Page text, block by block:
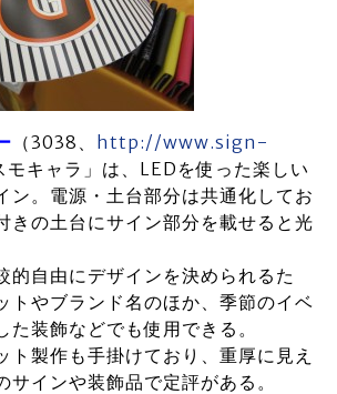
（3038、 http://www.sign-
モキャラ」は、LEDを使った楽しい
ン。電源・土台部分は共通化してお
きの土台にサイン部分を載せると光
的自由にデザインを決められるた
トやブランド名のほか、季節のイベ
た装飾などでも使用できる。
ト製作も手掛けており、重厚に見え
サインや装飾品で定評がある。